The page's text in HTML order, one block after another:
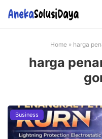
Home» harga
harga
Business